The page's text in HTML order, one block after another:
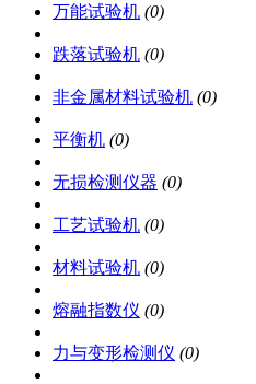
万能试验机 (0)
跌落试验机 (0)
非金属材料试验机 (0)
平衡机 (0)
无损检测仪器 (0)
工艺试验机 (0)
材料试验机 (0)
熔融指数仪 (0)
力与变形检测仪 (0)